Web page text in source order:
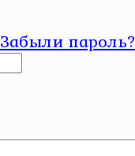
Забыли пароль?